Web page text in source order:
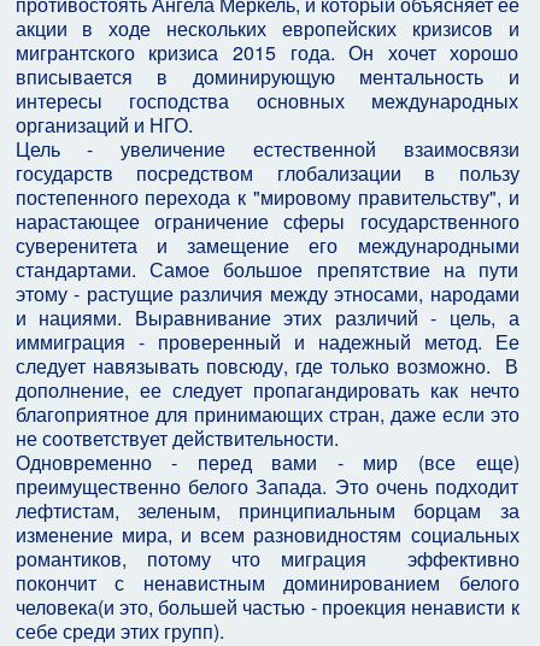
акции в ходе нескольких европейских кризисов и
мигрантского кризиса 2015 года. Он хочет хорошо
вписывается в доминирующую ментальность и
интересы господства основных международных
организаций и НГО.
Цель - увеличение естественной взаимосвязи
государств посредством глобализации в пользу
постепенного перехода к "мировому правительству", и
нарастающее ограничение сферы государственного
суверенитета и замещение его международными
стандартами. Самое большое препятствие на пути
этому - растущие различия между этносами, народами
и нациями. Выравнивание этих различий - цель, а
иммиграция - проверенный и надежный метод. Ее
следует навязывать повсюду, где только возможно. В
дополнение, ее следует пропагандировать как нечто
благоприятное для принимающих стран, даже если это
не соответствует действительности.
Одновременно - перед вами - мир (все еще)
преимущественно белого Запада. Это очень подходит
лефтистам, зеленым, принципиальным борцам за
изменение мира, и всем разновидностям социальных
романтиков, потому что миграция эффективно
покончит с ненавистным доминированием белого
человека(и это, большей частью - проекция ненависти к
себе среди этих групп).